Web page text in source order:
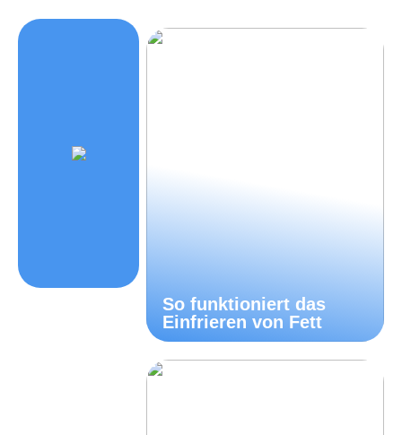
So funktioniert das
Einfrieren von Fett